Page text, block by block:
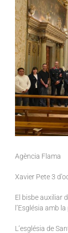
Larger
Image
Agència Flama
Xavier Pete 3
El bisbe auxiliar
l’Església amb
L’església de